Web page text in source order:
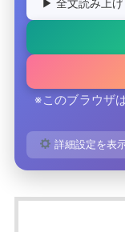
※このブラウザ
詳細設定を表